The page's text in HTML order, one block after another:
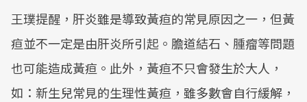
王璞提醒，肝炎雖是導致黃疸的常見原因之一，但黃
疸並不一定是由肝炎所引起。膽道結石、腫瘤等問題
也可能造成黃疸。此外，黃疸不只會發生於大人，
如：新生兒常見的生理性黃疸，雖多數會自行緩解，